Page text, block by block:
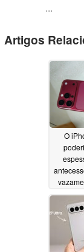
...
Artigos
O